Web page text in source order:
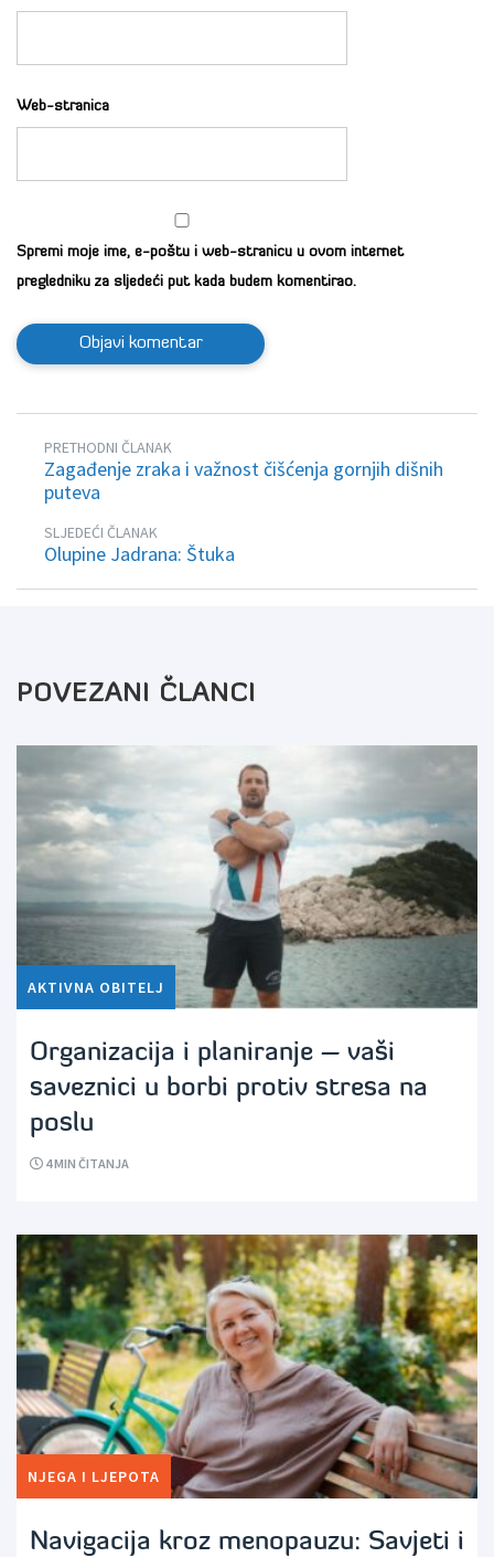
Web-stranica
Spremi moje ime, e-poštu i web-stranicu u ovom internet
pregledniku za sljedeći put kada budem komentirao.
PRETHODNI ČLANAK
Zagađenje zraka i važnost čišćenja gornjih dišnih
puteva
SLJEDEĆI ČLANAK
Olupine Jadrana: Štuka
POVEZANI ČLANCI
AKTIVNA OBITELJ
Organizacija i planiranje – vaši
saveznici u borbi protiv stresa na
poslu
4MIN ČITANJA
NJEGA I LJEPOTA
Navigacija kroz menopauzu: Savjeti i